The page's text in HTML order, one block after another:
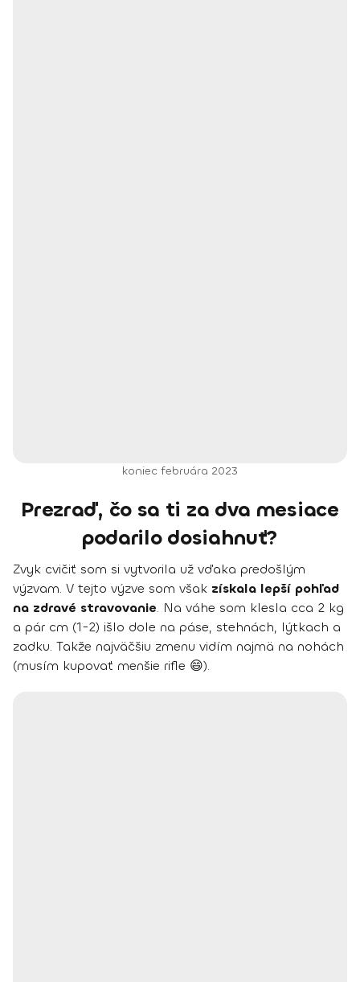
koniec februára 2023
Prezraď, čo sa ti za dva mesiace
podarilo dosiahnuť?
Zvyk cvičiť som si vytvorila už vďaka predošlým
výzvam. V tejto výzve som však získala lepší pohľad
na zdravé stravovanie. Na váhe som klesla cca 2 kg
a pár cm (1-2) išlo dole na páse, stehnách, lýtkach a
zadku. Takže najväčšiu zmenu vidím najmä na nohách
(musím kupovať menšie rifle 😄).